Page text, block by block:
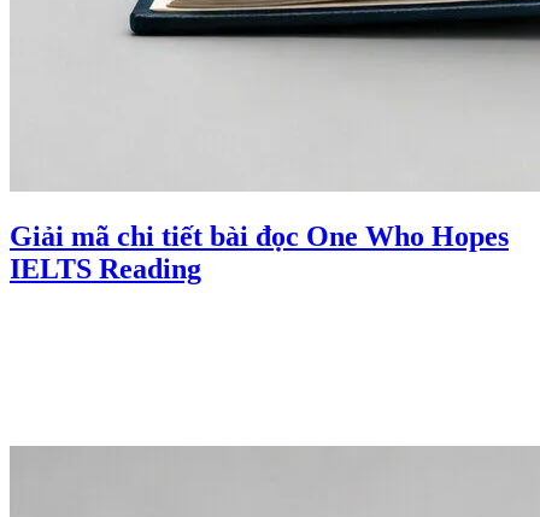
Giải mã chi tiết bài đọc One Who Hopes
IELTS Reading